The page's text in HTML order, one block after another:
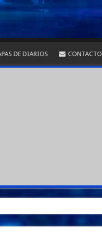
DE DIARIOS CONTACTO